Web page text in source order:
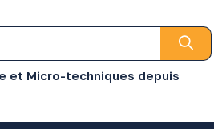
et Micro-techniques depuis